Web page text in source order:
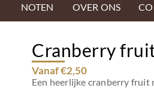
NOTEN OVER ONS
Cranberry
Vanaf €2,50
Een heerlijke cranberry fruit